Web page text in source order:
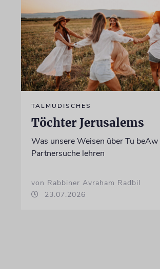
TALMUDISCHES
Töchter Jerusalems
Was unsere Weisen über Tu beAw
Partnersuche lehren
von Rabbiner Avraham Radbil
23.07.2026